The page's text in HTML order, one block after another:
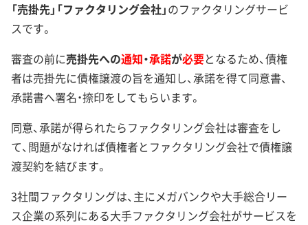
「売掛先」「ファクタリング会社」のファクタリングサービ
スです。
審査の前に売掛先への通知・承諾が必要となるため、債権
者は売掛先に債権譲渡の旨を通知し、承諾を得て同意書、
承諾書へ署名・捺印をしてもらいます。
同意、承諾が得られたらファクタリング会社は審査をし
て、問題がなければ債権者とファクタリング会社で債権譲
渡契約を結びます。
3社間ファクタリングは、主にメガバンクや大手総合リー
ス企業の系列にある大手ファクタリング会社がサービスを